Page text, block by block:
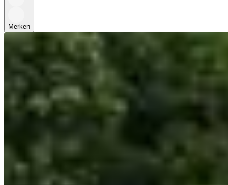
Merken